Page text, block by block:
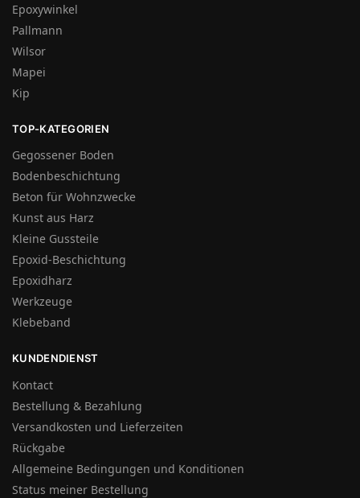
Epoxywinkel
Pallmann
Wilsor
Mapei
Kip
TOP-KATEGORIEN
Gegossener Boden
Bodenbeschichtung
Beton für Wohnzwecke
Kunst aus Harz
Kleine Gussteile
Epoxid-Beschichtung
Epoxidharz
Werkzeuge
Klebeband
KUNDENDIENST
Kontact
Bestellung & Bezahlung
Versandkosten und Lieferzeiten
Rückgabe
Allgemeine Bedingungen und Konditionen
Status meiner Bestellung